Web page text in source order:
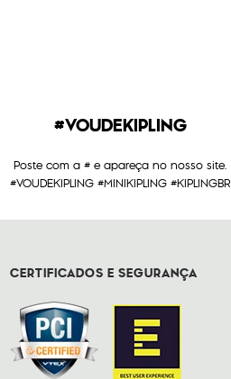
#VOUDEKIPLING
Poste com a # e apareça no nosso site.
#VOUDEKIPLING #MINIKIPLING #KIPLINGBR
CERTIFICADOS E SEGURANÇA